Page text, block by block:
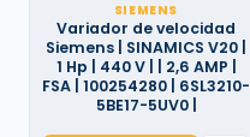
SIEMENS
Variador de velocidad
Siemens | SINAMICS V20 |
1 Hp | 440 V | | 2,6 AMP |
FSA | 100254280 | 6SL3210-
5BE17-5UV0 |